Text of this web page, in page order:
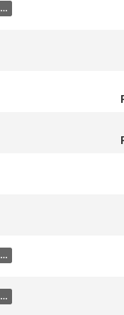
…
…
…